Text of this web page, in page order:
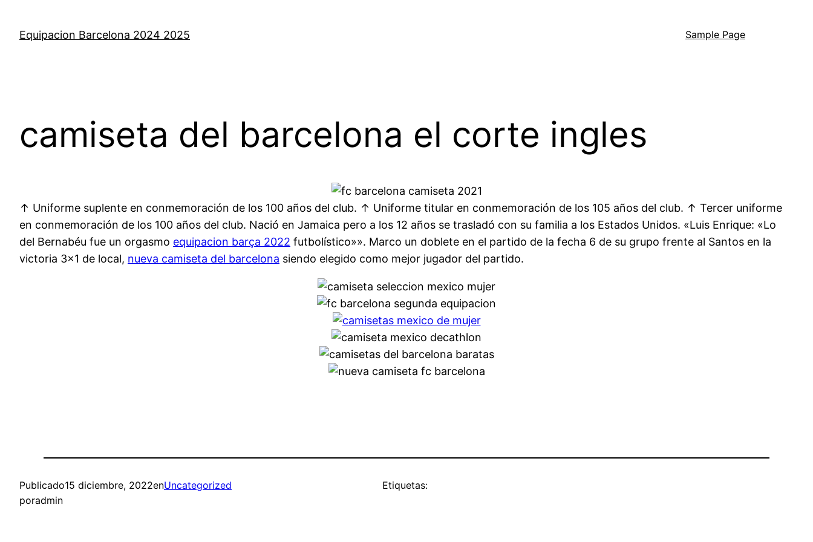
contenido
Equipacion Barcelona 2024 2025 Sample Page
camiseta del barcelona el corte ingles
↑ Uniforme suplente en conmemoración de los 100 años del club. ↑ Uniforme titular en conmemoración de los 105 años del club. ↑ Tercer uniforme
en conmemoración de los 100 años del club. Nació en Jamaica pero a los 12 años se trasladó con su familia a los Estados Unidos. «Luis Enrique: «Lo
del Bernabéu fue un orgasmo equipacion barça 2022 futbolístico»». Marco un doblete en el partido de la fecha 6 de su grupo frente al Santos en la
victoria 3×1 de local, nueva camiseta del barcelona siendo elegido como mejor jugador del partido.
Publicado15 diciembre, 2022enUncategorized
poradmin
Etiquetas: